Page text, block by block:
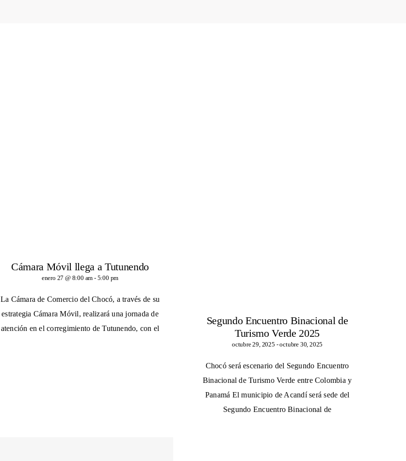
Cámara Móvil llega a Tutunendo
enero 27 @ 8:00 am - 5:00 pm
La Cámara de Comercio del Chocó, a través de su
estrategia Cámara Móvil, realizará una jornada de
atención en el corregimiento de Tutunendo, con el
Segundo Encuentro Binacional de
Turismo Verde 2025
octubre 29, 2025 -octubre 30, 2025
Chocó será escenario del Segundo Encuentro
Binacional de Turismo Verde entre Colombia y
Panamá El municipio de Acandí será sede del
Segundo Encuentro Binacional de